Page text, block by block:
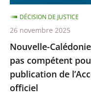
pour
se
prononcer
sur
la
publication
de
Nouvelle-
pas compétent
publication de
officiel
DÉCISION DE JUSTICE
26 novembre 2025